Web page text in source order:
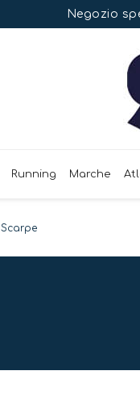
Negozio
Running Marche
Scarpe